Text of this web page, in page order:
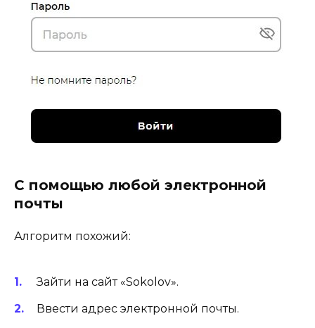
С помощью любой электронной
почты
Алгоритм похожий:
Зайти на сайт «Sokolov».
Ввести адрес электронной почты.